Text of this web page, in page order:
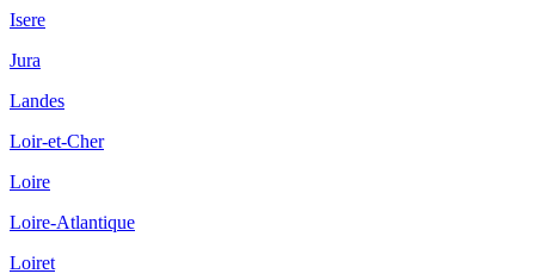
Isere
Jura
Landes
Loir-et-Cher
Loire
Loire-Atlantique
Loiret